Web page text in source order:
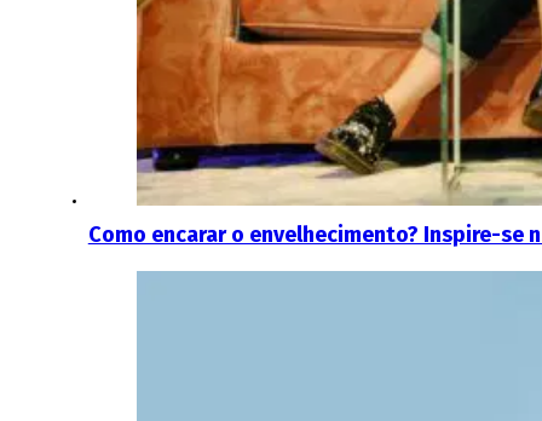
Como encarar o envelhecimento? Inspire-se